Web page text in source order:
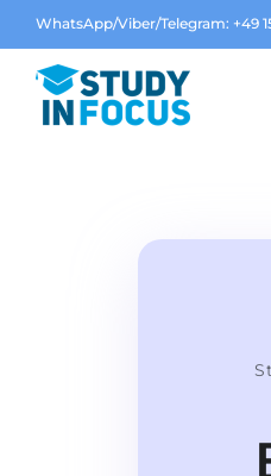
WhatsApp/Viber/Telegram: +49